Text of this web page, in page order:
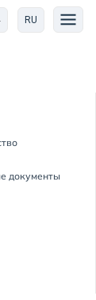
RU
документы